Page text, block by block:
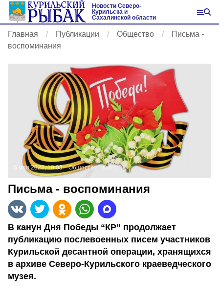
Новости Северо-
Курильска и
Сахалинской области
Главная Публикации Общество
Письма -
воспоминания
6 мая 2022, 19:05 Общество Фото:
Письма - воспоминания
В канун Дня Победы “КР” продолжает
публикацию послевоенных писем участников
Курильской десантной операции, хранящихся
в архиве Северо-Курильского краеведческого
музея.